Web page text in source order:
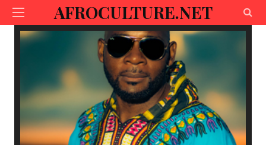
AFROCULTURE.NET